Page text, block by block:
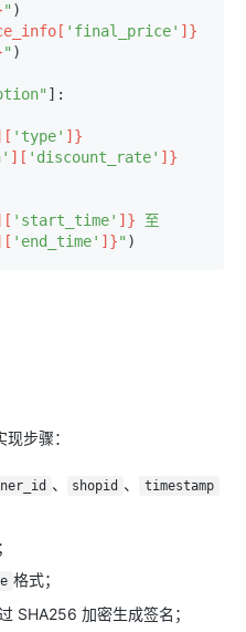
" )
'final_price' ]}
" )
]:
'type' ]}
][ 'discount_rate' ]}
'start_time' ]}
'end_time' ]}"
步骤：
、 shopid 、 timestamp
格式；
SHA256 加密生成签名；